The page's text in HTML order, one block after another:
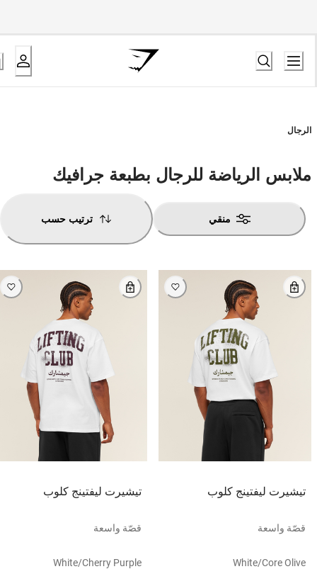
الرجال
ملابس الرياضة للرجال بطبعة جرافيك
منقي ترتيب حسب
تيشيرت ليفتينج كلوب
قصّة واسعة
White/core Olive
تيشيرت ليفتينج كلوب
قصّة واسعة
White/cherry Purple